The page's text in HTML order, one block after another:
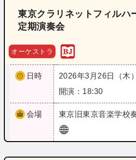
東京クラリネットフィルハ
定期演奏会
オーケストラ
日時
2026年3月26日（木）
開演：18:30
会場 東京 旧東京音楽学校